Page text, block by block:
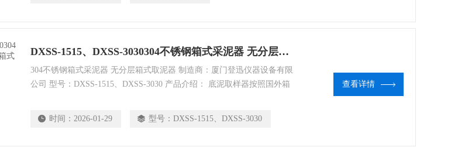
DXSS-1515、DXSS-3030304不锈钢箱式采泥器 无分层箱式取泥器
304不锈钢箱式采泥器 无分层箱式取泥器 制造商：厦门登迅仪器设备有限
公司 型号：DXSS-1515、DXSS-3030 产品介绍： 底泥取样器按照国外箱
积物）表层泥样采集。采集沉积物样品完整，无扰动。底泥取样器 主体框
时间： 2026-01-29 型号： DXSS-1515、DXSS-3030
查看详情